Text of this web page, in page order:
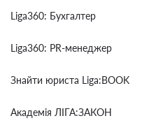
Liga360: Бухгалтер
Liga360: PR-менеджер
Знайти юриста Liga:BOOK
Академія ЛІГА:ЗАКОН